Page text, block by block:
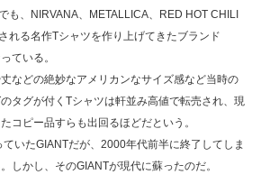
も、NIRVANA、METALLICA、RED HOT CHILI
れる名作Tシャツを作り上げてきたブランド
ている。
などの絶妙なアメリカンなサイズ感など当時の
タグが付くTシャツは軒並み高値で転売され、現
コピー品すらも出回るほどだという。
いたGIANTだが、2000年代前半に終了してしま
しかし、そのGIANTが現代に蘇ったのだ。